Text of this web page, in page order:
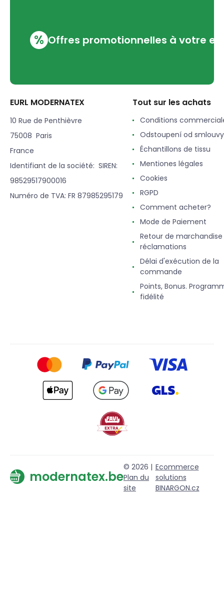
% Offres promotionnelles à votre
EURL MODERNATEX
10 Rue de Penthièvre
75008 Paris
France
Identifiant de la société: SIREN:
98529517900016
Numéro de TVA: FR 87985295179
Tout sur les achats
Conditions
Odstoupení od smlouvy
Échantillons de tissu
Mentiones légales
Cookies
RGPD
Comment acheter?
Mode de Paiement
Retour de
réclamations
Délai d'exécution de la
commande
Points, Bonus.
fidélité
modernatex.be
© 2026 |
Plan du
site
Ecommerce
solutions
BINARGON.cz